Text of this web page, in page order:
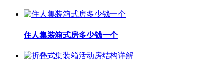
住人集装箱式房多少钱一个